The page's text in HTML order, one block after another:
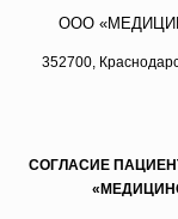
ООО
352700,
СОГЛАСИЕ